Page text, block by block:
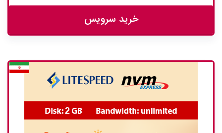
خرید سرویس